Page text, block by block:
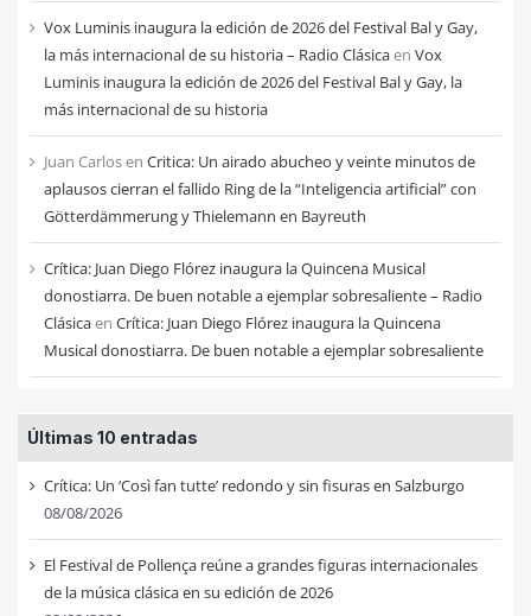
Vox Luminis inaugura la edición de 2026 del Festival Bal y Gay,
la más internacional de su historia – Radio Clásicaen Vox
Luminis inaugura la edición de 2026 del Festival Bal y Gay, la
más internacional de su historia
Juan Carlosen Critica: Un airado abucheo y veinte minutos de
aplausos cierran el fallido Ring de la “Inteligencia artificial” con
Götterdämmerung y Thielemann en Bayreuth
Crítica: Juan Diego Flórez inaugura la Quincena Musical
donostiarra. De buen notable a ejemplar sobresaliente – Radio
Clásicaen Crítica: Juan Diego Flórez inaugura la Quincena
Musical donostiarra. De buen notable a ejemplar sobresaliente
Últimas 10 entradas
Crítica: Un ‘Così fan tutte’ redondo y sin fisuras en Salzburgo
08/08/2026
El Festival de Pollença reúne a grandes figuras internacionales
de la música clásica en su edición de 2026